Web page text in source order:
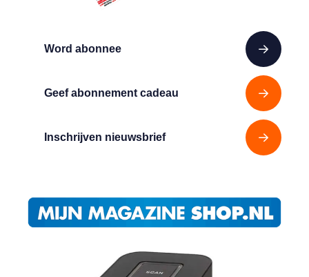
Word abonnee
Geef abonnement cadeau
Inschrijven nieuwsbrief